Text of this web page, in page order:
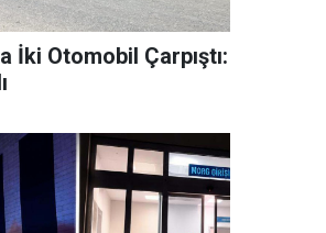
İki Otomobil Çarpıştı: